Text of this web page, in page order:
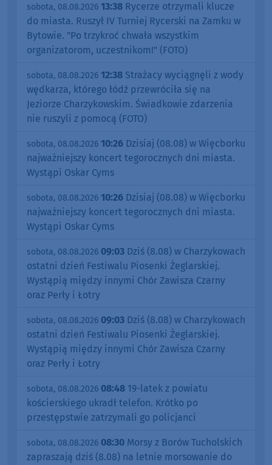
sobota, 08.08.2026 13:38 Rycerze otrzymali klucze
do miasta. Ruszył IV Turniej Rycerski na Zamku w
Bytowie. "Po trzykroć chwała wszystkim
organizatorom, uczestnikom!" (FOTO)
sobota, 08.08.2026 12:38 Strażacy wyciągnęli z wody
wędkarza, którego łódź przewróciła się na
Jeziorze Charzykowskim. Świadkowie zdarzenia
nie ruszyli z pomocą (FOTO)
sobota, 08.08.2026 10:26 Dzisiaj (08.08) w Więcborku
najważniejszy koncert tegorocznych dni miasta.
Wystąpi Oskar Cyms
sobota, 08.08.2026 10:26 Dzisiaj (08.08) w Więcborku
najważniejszy koncert tegorocznych dni miasta.
Wystąpi Oskar Cyms
sobota, 08.08.2026 09:03 Dziś (8.08) w Charzykowach
ostatni dzień Festiwalu Piosenki Żeglarskiej.
Wystąpią między innymi Chór Zawisza Czarny
oraz Perły i Łotry
sobota, 08.08.2026 09:03 Dziś (8.08) w Charzykowach
ostatni dzień Festiwalu Piosenki Żeglarskiej.
Wystąpią między innymi Chór Zawisza Czarny
oraz Perły i Łotry
sobota, 08.08.2026 08:48 19-latek z powiatu
kościerskiego ukradł telefon. Krótko po
przestępstwie zatrzymali go policjanci
sobota, 08.08.2026 08:30 Morsy z Borów Tucholskich
zapraszają dziś (8.08) na letnie morsowanie do